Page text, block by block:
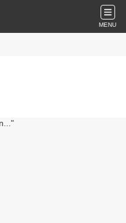
MENU